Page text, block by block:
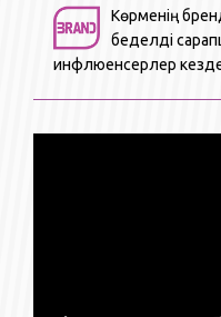
Көрменің
беделді
инфлюенсерлер